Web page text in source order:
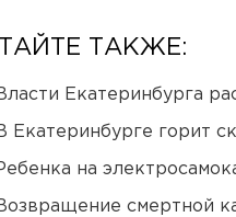
ТАКЖЕ:
Екатеринбурга
Екатеринбурге горит
на
смертной